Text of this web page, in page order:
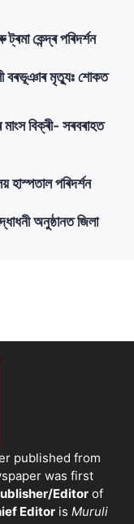
ট্ৰমা কেন্দ্ৰ পৰিদৰ্শন
বৰভূঞাৰ মৃত্যুঃ শোকত
বিক্ৰী- সৰবৰাহত
হাস্পতাল পৰিদৰ্শন
অনুষ্ঠানত জিলা
published from
was first
Editor of
Editor is Muruli